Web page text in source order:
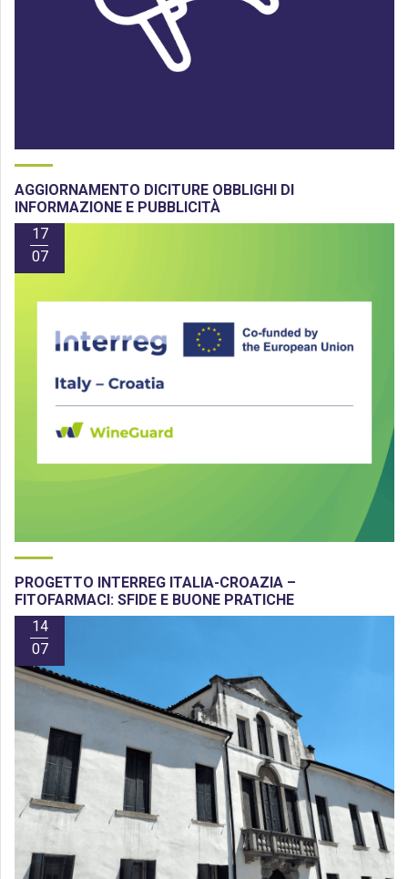
AGGIORNAMENTO DICITURE OBBLIGHI DI
INFORMAZIONE E PUBBLICITÀ
17
07
PROGETTO INTERREG ITALIA-CROAZIA –
FITOFARMACI: SFIDE E BUONE PRATICHE
14
07